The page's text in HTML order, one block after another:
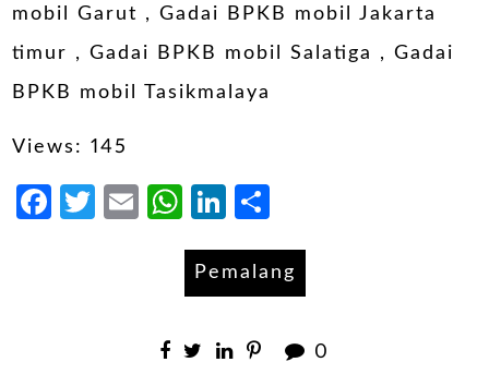
mobil Garut ,Gadai BPKB mobil Jakarta
timur ,Gadai BPKB mobil Salatiga ,Gadai
BPKB mobil Tasikmalaya
Views: 145
Facebook
Twitter
EmailWhatsApp
LinkedIn
Pemalang
0